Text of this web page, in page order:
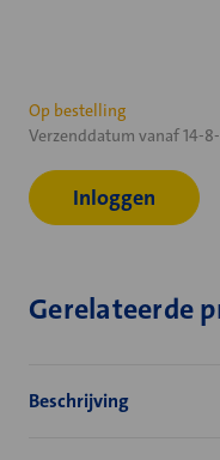
Huidige
voorraad:
Op bestelling
Verzenddatum vanaf 14-
Inloggen
Gerelateerde
Beschrijving